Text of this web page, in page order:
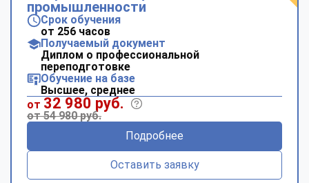
промышленности
Срок обучения
от 256 часов
Получаемый документ
Диплом о профессиональной
переподготовке
Обучение на базе
Высшее, среднее
от 32 980 руб.
от 54 980 руб.
Подробнее
Оставить заявку